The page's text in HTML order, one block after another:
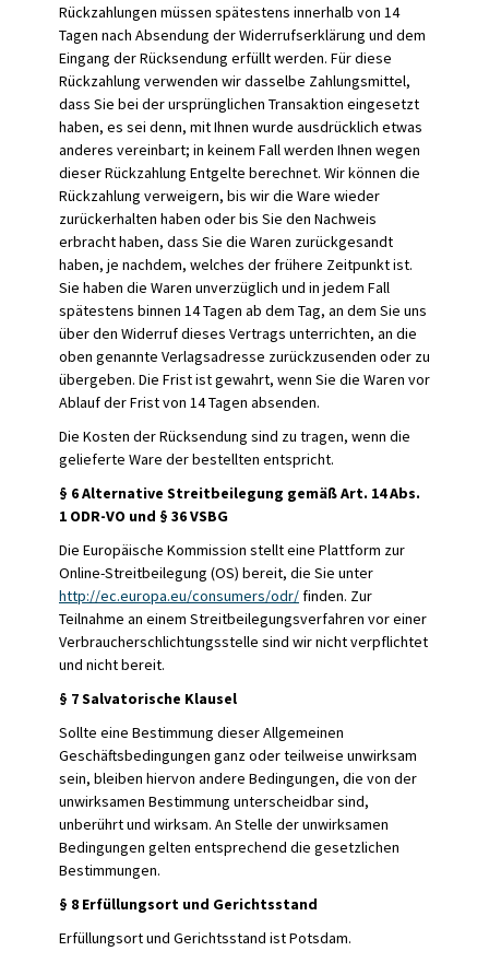
Rückzahlungen müssen spätestens innerhalb von 14
Tagen nach Absendung der Widerrufserklärung und dem
Eingang der Rücksendung erfüllt werden. Für diese
Rückzahlung verwenden wir dasselbe Zahlungsmittel,
dass Sie bei der ursprünglichen Transaktion eingesetzt
haben, es sei denn, mit Ihnen wurde ausdrücklich etwas
anderes vereinbart; in keinem Fall werden Ihnen wegen
dieser Rückzahlung Entgelte berechnet. Wir können die
Rückzahlung verweigern, bis wir die Ware wieder
zurückerhalten haben oder bis Sie den Nachweis
erbracht haben, dass Sie die Waren zurückgesandt
haben, je nachdem, welches der frühere Zeitpunkt ist.
Sie haben die Waren unverzüglich und in jedem Fall
spätestens binnen 14 Tagen ab dem Tag, an dem Sie uns
über den Widerruf dieses Vertrags unterrichten, an die
oben genannte Verlagsadresse zurückzusenden oder zu
übergeben. Die Frist ist gewahrt, wenn Sie die Waren vor
Ablauf der Frist von 14 Tagen absenden.
Die Kosten der Rücksendung sind zu tragen, wenn die
gelieferte Ware der bestellten entspricht.
§ 6 Alternative Streitbeilegung gemäß Art. 14 Abs.
1 ODR-VO und § 36 VSBG
Die Europäische Kommission stellt eine Plattform zur
Online-Streitbeilegung (OS) bereit, die Sie unter
http://ec.europa.eu/consumers/odr/finden. Zur
Teilnahme an einem Streitbeilegungsverfahren vor einer
Verbraucherschlichtungsstelle sind wir nicht verpflichtet
und nicht bereit.
§ 7 Salvatorische Klausel
Sollte eine Bestimmung dieser Allgemeinen
Geschäftsbedingungen ganz oder teilweise unwirksam
sein, bleiben hiervon andere Bedingungen, die von der
unwirksamen Bestimmung unterscheidbar sind,
unberührt und wirksam. An Stelle der unwirksamen
Bedingungen gelten entsprechend die gesetzlichen
Bestimmungen.
§ 8 Erfüllungsort und Gerichtsstand
Erfüllungsort und Gerichtsstand ist Potsdam.